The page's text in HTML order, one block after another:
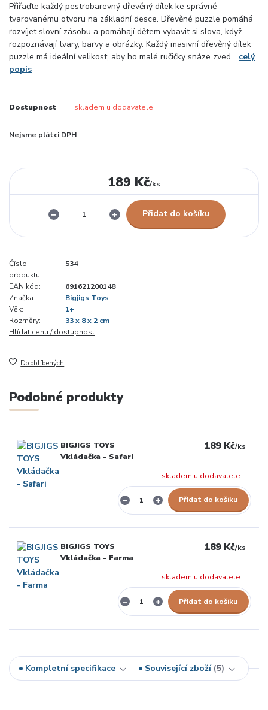
Přiřaďte každý pestrobarevný dřevěný dílek ke správně
tvarovanému otvoru na základní desce. Dřevěné puzzle pomáhá
rozvíjet slovní zásobu a pomáhají dětem vybavit si slova, když
rozpoznávají tvary, barvy a obrázky. Každý masivní dřevěný dílek
puzzle má ideální velikost, aby ho malé ručičky snáze zved... celý
popis
Dostupnost skladem u dodavatele
Nejsme plátci DPH
189 Kč/ks
Přidat do košíku
Číslo
produktu:
534
EAN kód:
691621200148
Značka:
Bigjigs Toys
Věk:
1+
Rozměry:
33 x 8 x 2 cm
Hlídat cenu / dostupnost
Do oblíbených
Podobné produkty
BIGJIGS TOYS
Vkládačka - Safari
189 Kč/ks
skladem u dodavatele
Přidat do košíku
BIGJIGS TOYS
Vkládačka - Farma
189 Kč/ks
skladem u dodavatele
Přidat do košíku
Kompletní specifikace Související zboží 5